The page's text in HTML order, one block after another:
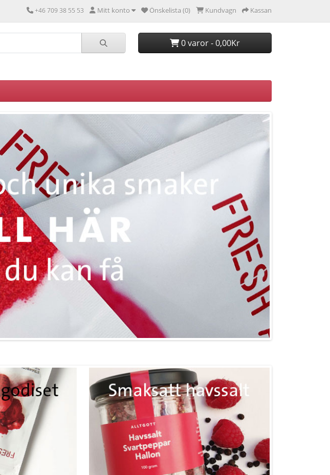
+46 709 38 55 53 Mitt konto Önskelista (0) Kundvagn Kassan
0 varor - 0,00Kr